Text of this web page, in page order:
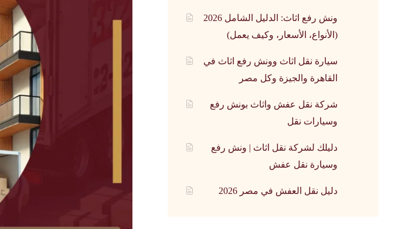
ونش رفع اثاث: الدليل الشامل 2026
(الأنواع، الأسعار، وكيف يعمل)
سيارة نقل اثاث وونش رفع اثاث في
القاهرة والجيزة وكل مصر
شركة نقل عفش واثاث بونش رفع
وسيارات نقل
دليلك لشركة نقل اثاث | ونش رفع
وسيارة نقل عفش
دليل نقل العفش في مصر 2026